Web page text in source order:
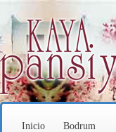
Inicio Bodrum